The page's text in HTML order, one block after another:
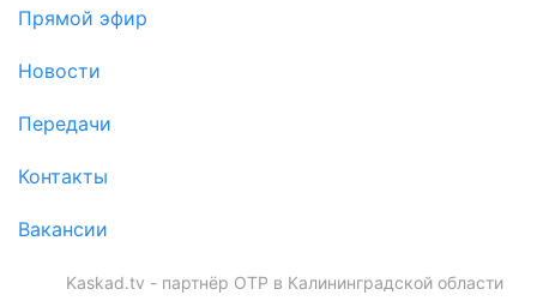
Прямой эфир
Новости
Передачи
Контакты
Вакансии
Kaskad.tv - партнёр ОТР в Калининградской области